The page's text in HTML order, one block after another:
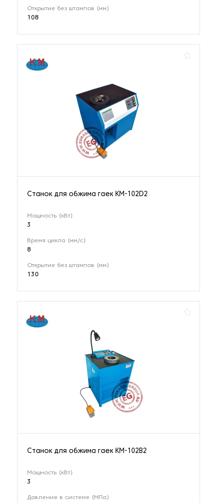
Открытие без штампов (мм)
108
Станок для обжима гаек KM-102D2
Мощность (кВт)
3
Время цикла (мм/с)
8
Открытие без штампов (мм)
130
Станок для обжима гаек KM-102B2
Мощность (кВт)
3
Давление в системе (МПа)